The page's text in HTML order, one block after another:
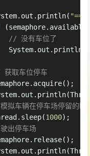
// 没有车位了
System.out.println(
取车位停车
拟车辆在停车场停留的时
1000);
出停车场